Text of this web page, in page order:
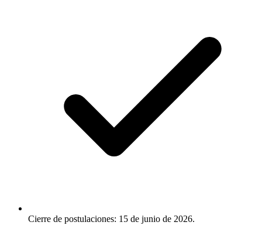
Cierre de postulaciones: 15 de junio de 2026.